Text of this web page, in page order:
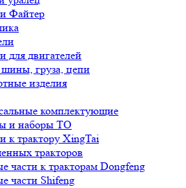
Файтер
для двигателей
шины, груза, цепи
изделия
комплектующие
и наборы ТО
к трактору XingTai
тракторов
части к тракторам Dongfeng
части Shifeng